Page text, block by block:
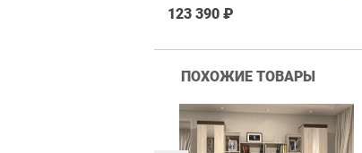
123 390 ₽
ПОХОЖИЕ ТОВАРЫ